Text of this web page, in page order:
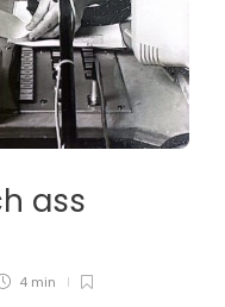
ass
4 min